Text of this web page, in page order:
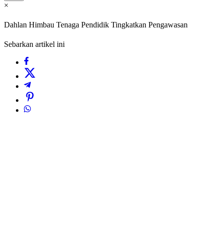
×
Dahlan Himbau Tenaga Pendidik Tingkatkan Pengawasan
Sebarkan artikel ini